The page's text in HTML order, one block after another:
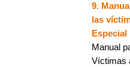
9.
las
Especial
Manual
Víctimas